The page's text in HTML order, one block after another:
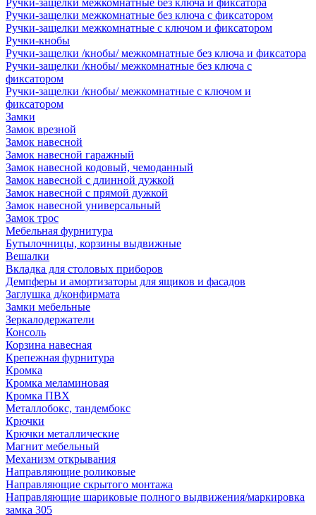
Ручки-защелки межкомнатные без ключа и фиксатора
Ручки-защелки межкомнатные без ключа с фиксатором
Ручки-защелки межкомнатные с ключом и фиксатором
Ручки-кнобы
Ручки-защелки /кнобы/ межкомнатные без ключа и фиксатора
Ручки-защелки /кнобы/ межкомнатные без ключа с
фиксатором
Ручки-защелки /кнобы/ межкомнатные с ключом и
фиксатором
Замки
Замок врезной
Замок навесной
Замок навесной гаражный
Замок навесной кодовый, чемоданный
Замок навесной с длинной дужкой
Замок навесной с прямой дужкой
Замок навесной универсальный
Замок трос
Мебельная фурнитура
Бутылочницы, корзины выдвижные
Вешалки
Вкладка для столовых приборов
Демпферы и амортизаторы для ящиков и фасадов
Заглушка д/конфирмата
Замки мебельные
Зеркалодержатели
Консоль
Корзина навесная
Крепежная фурнитура
Кромка
Кромка меламиновая
Кромка ПВХ
Металлобокс, тандембокс
Крючки
Крючки металлические
Магнит мебельный
Механизм открывания
Направляющие роликовые
Направляющие скрытого монтажа
Направляющие шариковые полного выдвижения/маркировка
замка 305